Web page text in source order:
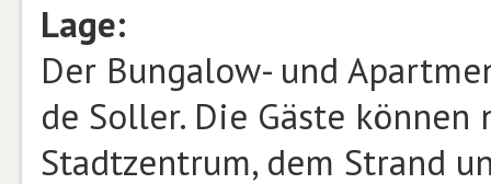
Lage:
Der Bungalow- und
de Soller. Die Gäste
Stadtzentrum, dem Strand